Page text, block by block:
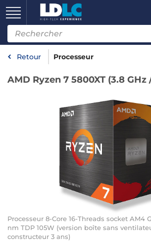
Retour Processeur
AMD Ryzen 7 5800XT (3.8 GHz
Processeur 8-Core 16-Threads socket AM4
nm TDP 105W (version boîte sans
constructeur 3 ans)